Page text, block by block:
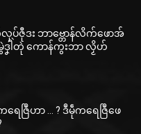
ပ်ဇီုဒး ဘာဗ္တောန်လိက်ဖောအ်
မွဲဒၞါဲတုဲ ကောန်ကွးဘာ လၟိဟ်
ရေဇြဳဟာ … ? ဒဳမဵုကရေဇြဳဖေ